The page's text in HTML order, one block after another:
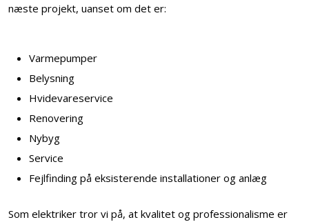
næste projekt, uanset om det er:
Varmepumper
​Belysning
Hvidevareservice
Renovering
Nybyg
Service
Fejlfinding på eksisterende installationer og anlæg​
Som elektriker tror vi på, at kvalitet og professionalisme er